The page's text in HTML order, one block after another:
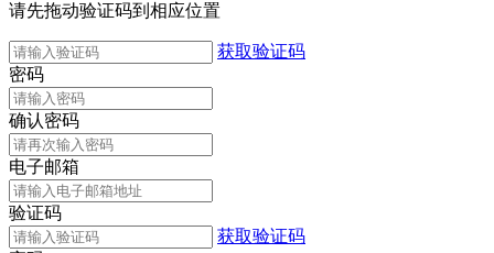
请先拖动验证码到相应位置
获取验证码
密码
确认密码
电子邮箱
验证码
获取验证码